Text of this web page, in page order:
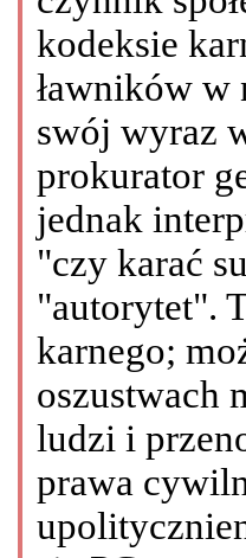
kodeksie
ławników w
swój wyraz
prokurator
jednak
"czy karać
"autorytet".
karnego;
oszustwach
ludzi i
prawa